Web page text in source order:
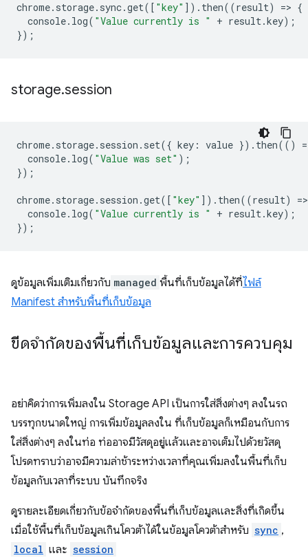
chrome. storage. sync.get([ "key" ]). then((result) => {
console. log( "Value currently is " + result.key);
});
storage.session
chrome. storage. session . set({ key : value }). then(() =
console. log( "Value was set" );
});
chrome. storage. session .get([ "key" ]). then((result) =>
console. log( "Value currently is " + result.key);
});
ดูข้อมูลเพิ่มเติมเกี่ยวกับ managed พื้นที่เก็บข้อมูลได้ที่ไฟล์
Manifest สำหรับพื้นที่เก็บข้อมูล
ขีดจำกัดของพื้นที่เก็บข้อมูลและการควบคุม
อย่าคิดว่าการเพิ่มลงใน Storage API เป็นการใส่สิ่งต่างๆ ลงในรถ
บรรทุกขนาดใหญ่ การเพิ่มข้อมูลลงใน ที่เก็บข้อมูลก็เหมือนกับการ
ใส่สิ่งต่างๆ ลงในท่อ ท่ออาจมีวัสดุอยู่แล้วและอาจเต็มไปด้วยวัสดุ
โปรดทราบว่าอาจมีความล่าช้าระหว่างเวลาที่คุณเพิ่มลงในพื้นที่เก็บ
ข้อมูลกับเวลาที่ระบบ บันทึกจริง
ดูรายละเอียดเกี่ยวกับข้อจำกัดของพื้นที่เก็บข้อมูลและสิ่งที่เกิดขึ้น
เมื่อใช้พื้นที่เก็บข้อมูลเกินโควต้าได้ในข้อมูลโควต้าสำหรับ sync ,
local และ session